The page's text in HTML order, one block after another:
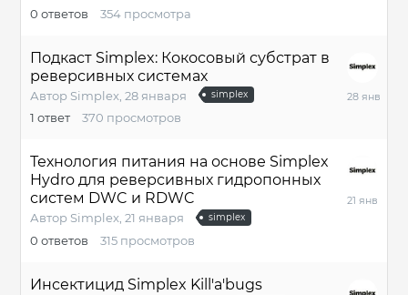
0 ответов 354 просмотра
Подкаст Simplex: Кокосовый субстрат в
реверсивных системах
Автор Simplex 28 января simplex
1 ответ 370 просмотров
28
Технология питания на основе Simplex
Hydro для реверсивных гидропонных
систем DWC и RDWC
Автор Simplex, 21 января simplex
0 ответов 315 просмотров
21
Инсектицид Simplex Kill'a'bugs